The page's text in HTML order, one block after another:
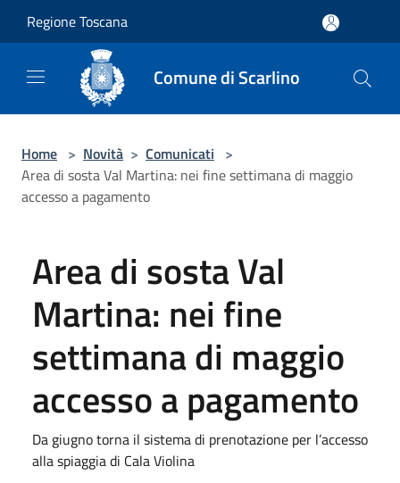
Regione Toscana
Comune di Scarlino
Home > Novità > Comunicati >
Area di sosta Val Martina: nei fine settimana di maggio
accesso a pagamento
Area di sosta Val
Martina: nei fine
settimana di maggio
accesso a pagamento
Da giugno torna il sistema di prenotazione per l’accesso
alla spiaggia di Cala Violina